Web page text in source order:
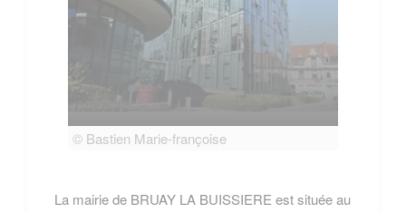
© Bastien Marie-françoise
La mairie de BRUAY LA BUISSIERE est située au